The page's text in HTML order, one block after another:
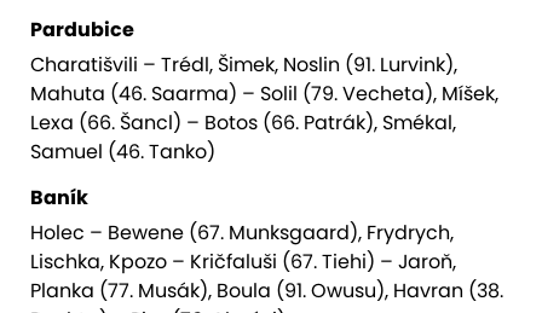
Pardubice
Charatišvili – Trédl, Šimek, Noslin (91. Lurvink),
Mahuta (46. Saarma) – Solil (79. Vecheta), Míšek,
Lexa (66. Šancl) – Botos (66. Patrák), Smékal,
Samuel (46. Tanko)
Baník
Holec – Bewene (67. Munksgaard), Frydrych,
Lischka, Kpozo – Kričfaluši (67. Tiehi) – Jaroň,
Planka (77. Musák), Boula (91. Owusu), Havran (38.